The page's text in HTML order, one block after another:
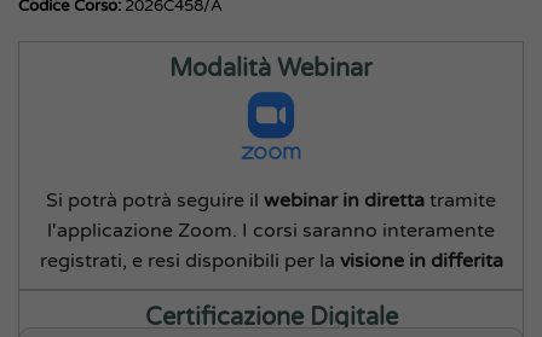
Codice Corso: 2026C458/A
Modalità Webinar
Si potrà potrà seguire il webinar in diretta tramite
l'applicazione Zoom. I corsi saranno interamente
registrati, e resi disponibili per la visione in differita
Certificazione Digitale